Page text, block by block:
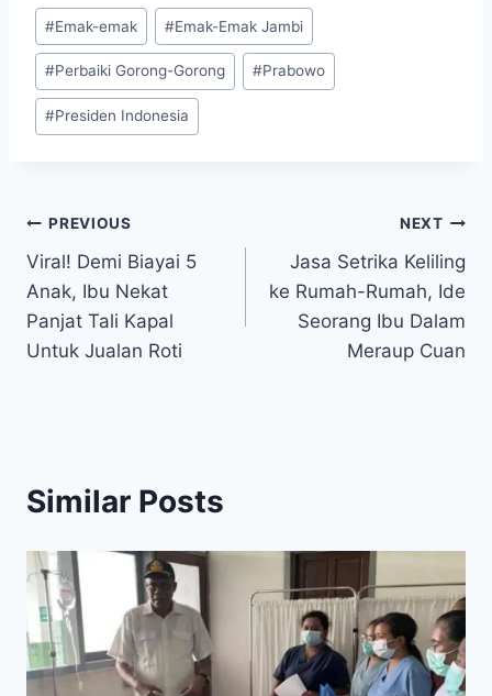
Post
Tags:
#Emak-emak #Emak-Emak Jambi
#Perbaiki Gorong-Gorong #Prabowo
#Presiden Indonesia
Post
navigation
PREVIOUS
Viral! Demi Biayai 5
Anak, Ibu Nekat
Panjat Tali Kapal
Untuk Jualan Roti
NEXT
Jasa Setrika Keliling
ke Rumah-Rumah, Ide
Seorang Ibu Dalam
Meraup Cuan
Similar Posts